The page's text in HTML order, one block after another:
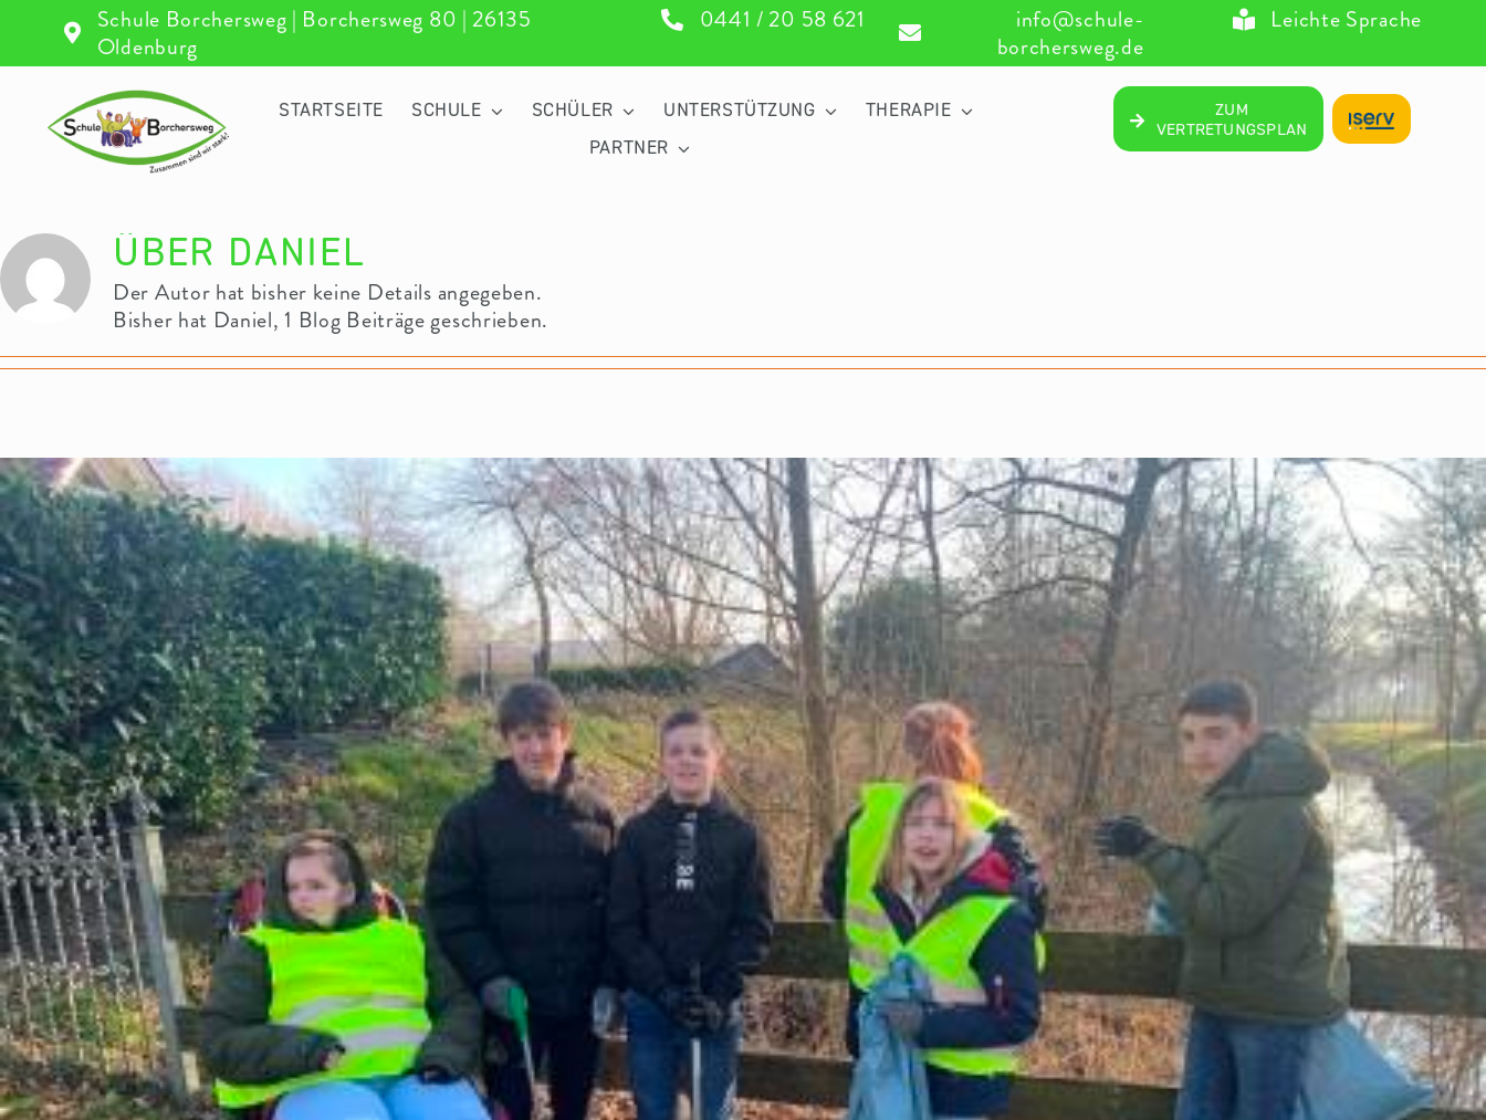
springen
Schule Borchersweg | Borchersweg 80 | 26135
Oldenburg
0441 / 20 58 621
info@schule-
borchersweg.de
Leichte Sprache
STARTSEITE SCHULE SCHÜLER UNTERSTÜTZUNG
THERAPIE
PARTNER
ZUM
VERTRETUNGSPLAN
ÜBER DANIEL
Der Autor hat bisher keine Details angegeben.
Bisher hat Daniel, 1 Blog Beiträge geschrieben.